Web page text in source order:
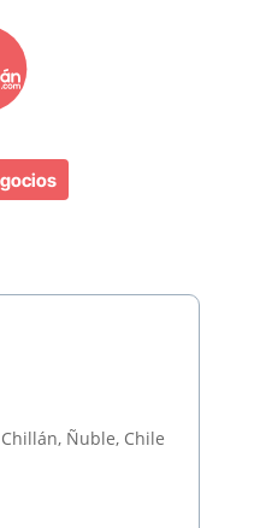
Ñuble, Chile